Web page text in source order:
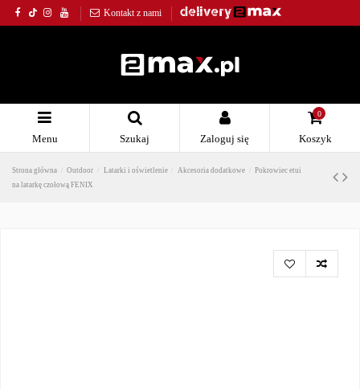
Kontakt z nami
Menu Szukaj Zaloguj się
0
Koszyk
Strona główna Outdoor Latarki i oświetlenie Akcesoria dodatkowe
Pokrowiec etui
na latarkę czołową FENIX